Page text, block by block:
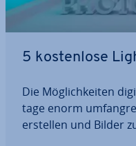
5 kos­ten­lo­se
Die Mög­lich­kei­ten
ta­ge enorm
erstellen und Bilder